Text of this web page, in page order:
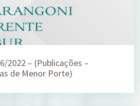
2022 – (Publicações –
de Menor Porte)